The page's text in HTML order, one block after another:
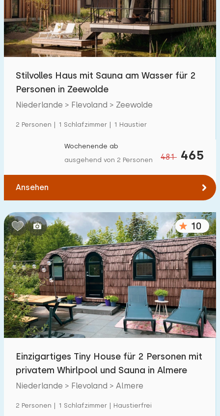
Schwimmbad 13
Eingezäunter Garten 7
Haustierfrei 11
Ladestation Auto
€ 0 — € 1000+
Schlafzimmern:
1 2 3 4 5
Badezimmer:
1 2 3 4
Entfernungen
Zum Meer(max. km) :
Zum Wald(max. km):
Stilvolles Haus mit Sauna am Wasser für 2
Personen in Zeewolde
Niederlande > Flevoland > Zeewolde
2 Personen | 1 Schlafzimmer | 1 Haustier
481 465
Wochenende ab
ausgehend von 2 Personen
Ansehen
10
Einzigartiges Tiny House für 2 Personen mit
privatem Whirlpool und Sauna in Almere
Niederlande > Flevoland > Almere
2 Personen | 1 Schlafzimmer | Haustierfrei